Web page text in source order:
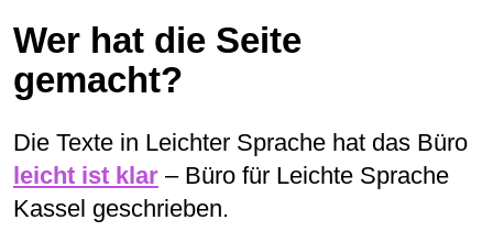
keine Hindernisse mehr.
Das bedeutet zum Beispiel:
Neben einer Treppe gibt es eine
Rampe
für Menschen im Rollstuhl.
Wer hat die Seite
gemacht?
Die Texte in Leichter Sprache hat das Büro
leicht ist klar– Büro für Leichte Sprache
Kassel geschrieben.